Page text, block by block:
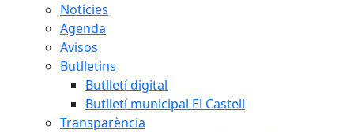
Notícies
Agenda
Avisos
Butlletins
Butlletí digital
Butlletí municipal El Castell
Transparència